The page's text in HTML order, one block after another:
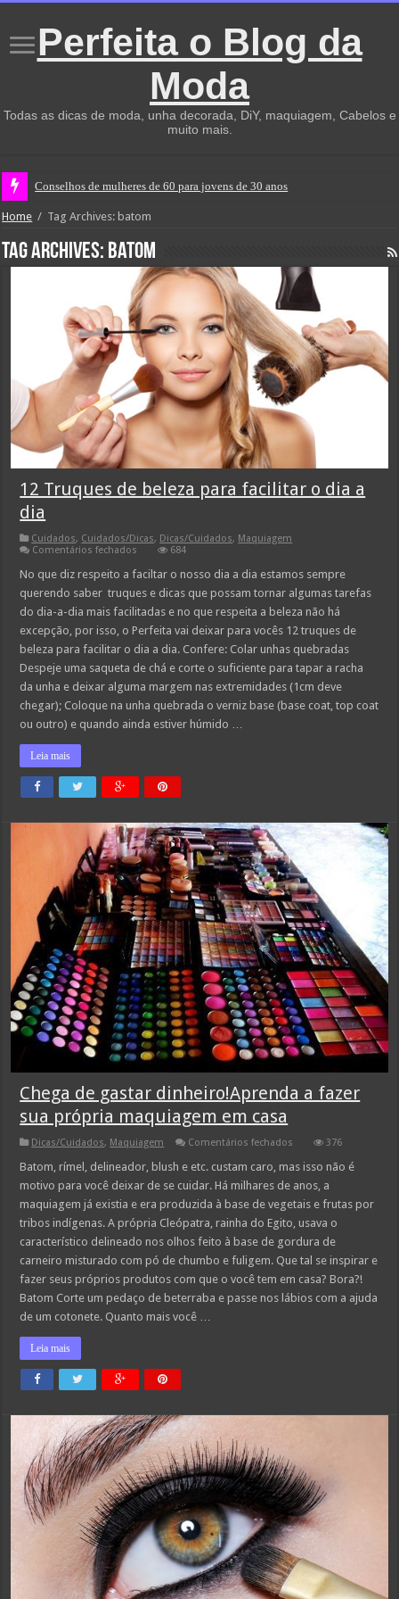
Perfeita o Blog da
Moda
Todas as dicas de moda, unha decorada, DiY, maquiagem, Cabelos e
muito mais.
Conselhos de mulheres de 60 para jovens de 30 anos
Home / Tag Archives: batom
Tag Archives: batom
12 Truques de beleza para facilitar o dia a
dia
Cuidados, Cuidados/Dicas, Dicas/Cuidados, Maquiagem
Comentários fechados
Truques
beleza
para
facilitar
o
dia
a
dia
684
No que diz respeito a faciltar o nosso dia a dia estamos sempre
querendo saber truques e dicas que possam tornar algumas tarefas
do dia-a-dia mais facilitadas e no que respeita a beleza não há
excepção, por isso, o Perfeita vai deixar para vocês 12 truques de
beleza para facilitar o dia a dia. Confere: Colar unhas quebradas
Despeje uma saqueta de chá e corte o suficiente para tapar a racha
da unha e deixar alguma margem nas extremidades (1cm deve
chegar); Coloque na unha quebrada o verniz base (base coat, top coat
ou outro) e quando ainda estiver húmido …
Leia mais
Chega de gastar dinheiro!Aprenda a fazer
sua própria maquiagem em casa
Dicas/Cuidados, Maquiagem Comentários fechados
de
dinheiro!Aprenda
a
fazer
sua
maquiagem
em
376
Batom, rímel, delineador, blush e etc. custam caro, mas isso não é
motivo para você deixar de se cuidar. Há milhares de anos, a
maquiagem já existia e era produzida à base de vegetais e frutas por
tribos indígenas. A própria Cleópatra, rainha do Egito, usava o
característico delineado nos olhos feito à base de gordura de
carneiro misturado com pó de chumbo e fuligem. Que tal se inspirar e
fazer seus próprios produtos com que o você tem em casa? Bora?!
Batom Corte um pedaço de beterraba e passe nos lábios com a ajuda
de um cotonete. Quanto mais você …
Leia mais